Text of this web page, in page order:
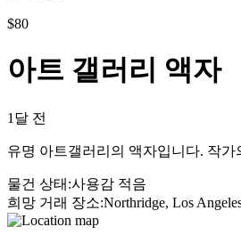
$80
아트 갤러리 액자
1달 전
유명 아트갤러리의 액자입니다. 작가
물건 상태 :사용감 적음
희망 거래 장소:Northridge, Los